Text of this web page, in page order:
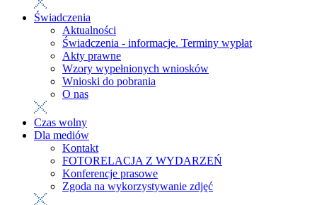
Świadczenia
Aktualności
Świadczenia - informacje. Terminy wypłat
Akty prawne
Wzory wypełnionych wniosków
Wnioski do pobrania
O nas
Czas wolny
Dla mediów
Kontakt
FOTORELACJA Z WYDARZEŃ
Konferencje prasowe
Zgoda na wykorzystywanie zdjęć